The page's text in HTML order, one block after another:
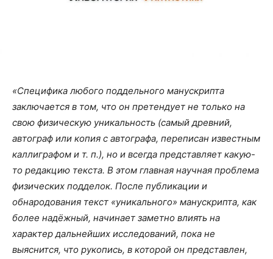
«Специфика любого поддельного манускрипта
заключается в том, что он претендует не только на
свою физическую уникальность (самый древний,
автограф или копия с автографа, переписан известным
каллиграфом и т. п.), но и всегда представляет какую-
то редакцию текста. В этом главная научная проблема
физических подделок. После публикации и
обнародования текст «уникального» манускрипта, как
более надёжный, начинает заметно влиять на
характер дальнейших исследований, пока не
выяснится, что рукопись, в которой он представлен,